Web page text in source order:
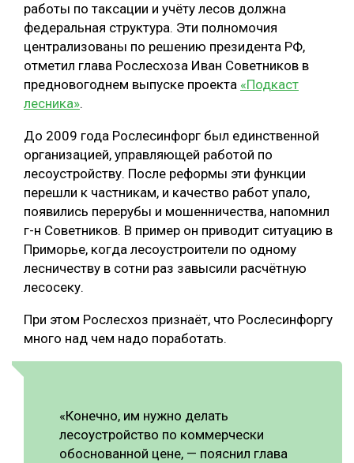
БЕЗОПАСНОЕ ПРОИЗВОДСТВО
СУШКА ДРЕВЕСИНЫ
работы по таксации и учёту лесов должна
федеральная структура. Эти полномочия
централизованы по решению президента РФ,
отметил глава Рослесхоза Иван Советников в
предновогоднем выпуске проекта «Подкаст
лесника».
До 2009 года Рослесинфорг был единственной
организацией, управляющей работой по
лесоустройству. После реформы эти функции
перешли к частникам, и качество работ упало,
появились перерубы и мошенничества, напомнил
г-н Советников. В пример он приводит ситуацию в
Приморье, когда лесоустроители по одному
лесничеству в сотни раз завысили расчётную
лесосеку.
При этом Рослесхоз признаёт, что Рослесинфоргу
много над чем надо поработать.
«Конечно, им нужно делать
лесоустройство по коммерчески
обоснованной цене, — пояснил глава